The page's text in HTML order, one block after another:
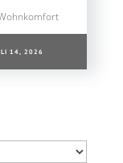
14, 2026